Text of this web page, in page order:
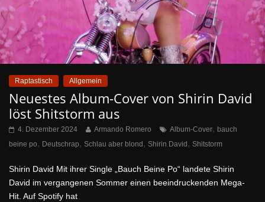
Raptastisch Allgemein
Neuestes Album-Cover von Shirin David
löst Shitstorm aus
4. Dezember 2024 Armando Romero Album-Cover, bauch
beine po, Deutschrap, Schlau aber blond , Shirin David , Shitstorm
Shirin David Mit ihrer Single „Bauch Beine Po“ landete Shirin
David im vergangenen Sommer einen beeindruckenden Mega-
Hit. Auf Spotify hat